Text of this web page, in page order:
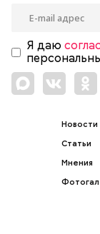
Я даю
Новости
Статьи
Мнения